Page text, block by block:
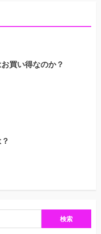
買い得なのか？